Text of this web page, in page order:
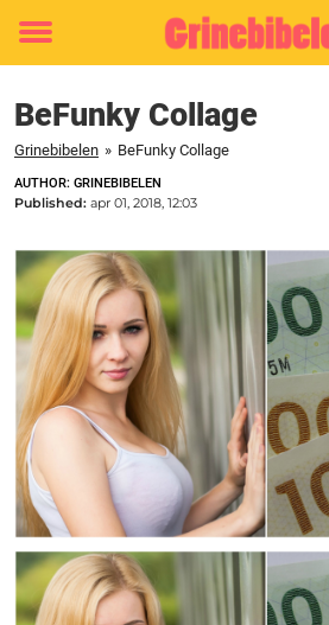
Toggle
BeFunky Collage
Grinebibelen » BeFunky Collage
AUTHOR: GRINEBIBELEN
Published: apr 01, 2018, 12:03